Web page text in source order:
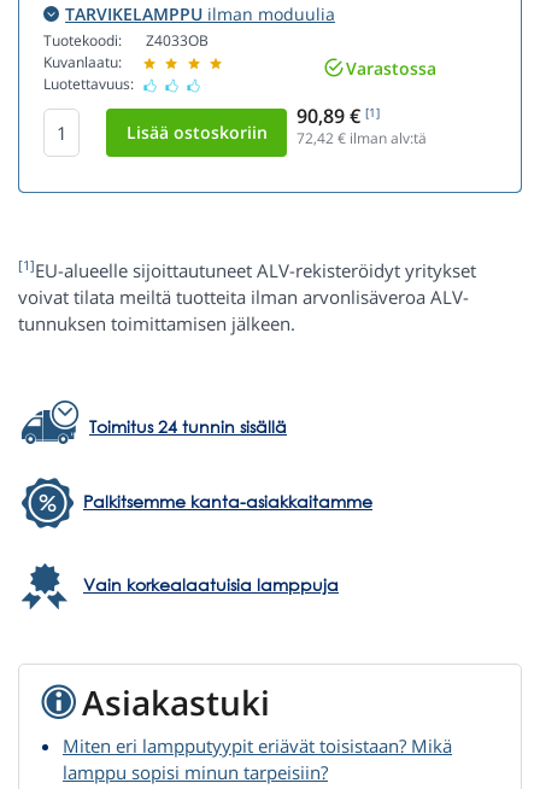
TARVIKELAMPPU ilman moduulia
Tuotekoodi:
Kuvanlaatu:
Luotettavuus:
Z4033OB
Varastossa
90,89 € [1]
72,42€ ilman alv:tä
[1]EU-alueelle sijoittautuneet ALV-rekisteröidyt yritykset
voivat tilata meiltä tuotteita ilman arvonlisäveroa ALV-
tunnuksen toimittamisen jälkeen.
Toimitus 24 tunnin sisällä
Palkitsemme kanta-asiakkaitamme
Vain korkealaatuisia lamppuja
Asiakastuki
Miten eri lampputyypit eriävät toisistaan? Mikä
lamppu sopisi minun tarpeisiin?